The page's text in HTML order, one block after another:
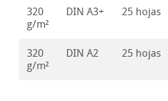
320
g/m²
DIN A3+ 25 hojas
320
g/m²
DIN A2 25 hojas